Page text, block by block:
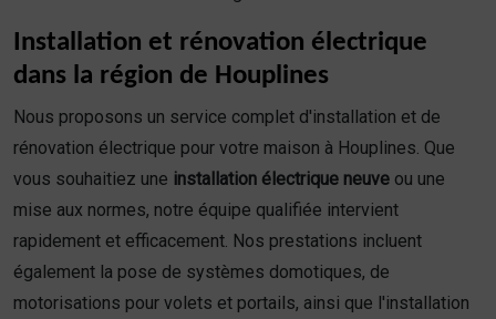
Installation et rénovation électrique
dans la région de Houplines
Nous proposons un service complet d'installation et de
rénovation électrique pour votre maison à Houplines. Que
vous souhaitiez une installation électrique neuve ou une
mise aux normes, notre équipe qualifiée intervient
rapidement et efficacement. Nos prestations incluent
également la pose de systèmes domotiques, de
motorisations pour volets et portails, ainsi que l'installation